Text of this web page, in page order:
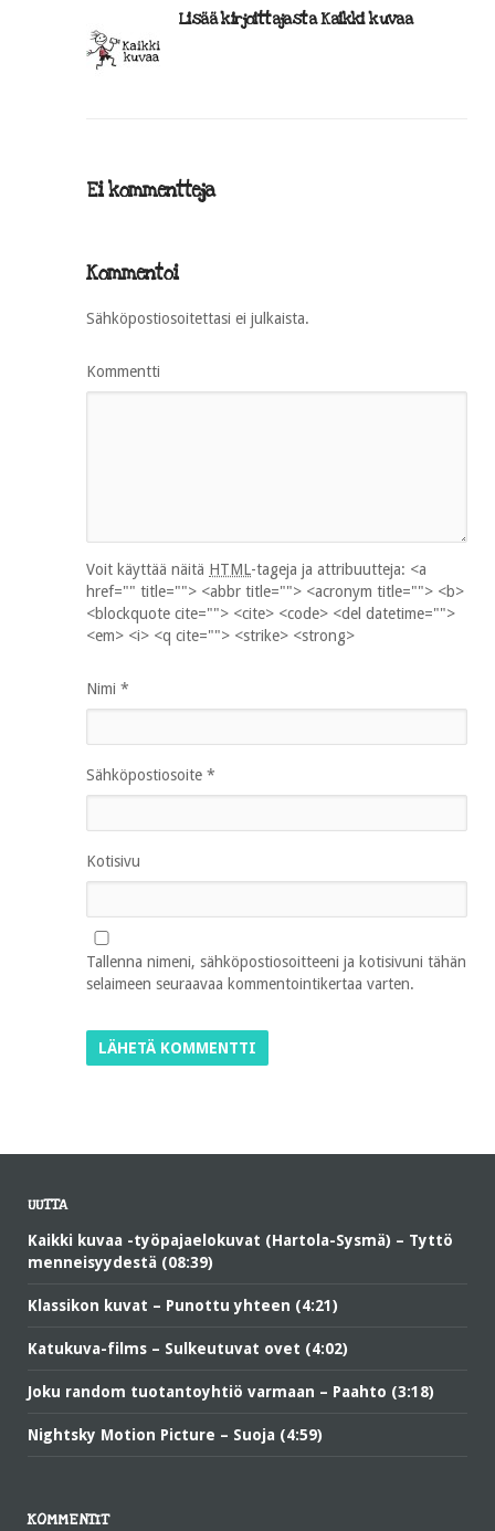
Lisää kirjoittajasta Kaikki kuvaa
Ei kommentteja
Kommentoi
Sähköpostiosoitettasi ei julkaista.
Kommentti
Voit käyttää näitä HTML-tageja ja attribuutteja: <a
href="" title=""> <abbr title=""> <acronym title=""> <b>
<blockquote cite=""> <cite> <code> <del datetime="">
<em> <i> <q cite=""> <strike> <strong>
Nimi *
Sähköpostiosoite *
Kotisivu
Tallenna nimeni, sähköpostiosoitteeni ja kotisivuni tähän
selaimeen seuraavaa kommentointikertaa varten.
UUTTA
Kaikki kuvaa -työpajaelokuvat (Hartola-Sysmä) – Tyttö
menneisyydestä (08:39)
Klassikon kuvat – Punottu yhteen (4:21)
Katukuva-films – Sulkeutuvat ovet (4:02)
Joku random tuotantoyhtiö varmaan – Paahto (3:18)
Nightsky Motion Picture – Suoja (4:59)
KOMMENTIT